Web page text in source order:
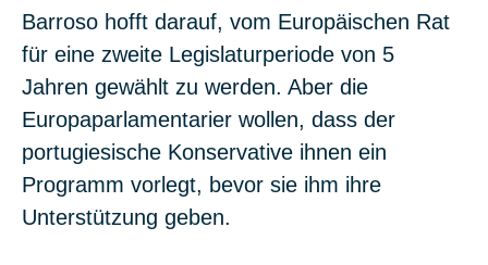
Barroso hofft darauf, vom Europäischen Rat
für eine zweite Legislaturperiode von 5
Jahren gewählt zu werden. Aber die
Europaparlamentarier wollen, dass der
portugiesische Konservative ihnen ein
Programm vorlegt, bevor sie ihm ihre
Unterstützung geben.